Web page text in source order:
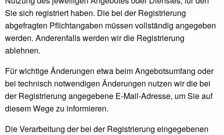
Sie sich registriert haben. Die bei der Registrierung
abgefragten Pflichtangaben müssen vollständig angegeben
werden. Anderenfalls werden wir die Registrierung
ablehnen.
Für wichtige Änderungen etwa beim Angebotsumfang oder
bei technisch notwendigen Änderungen nutzen wir die bei
der Registrierung angegebene E-Mail-Adresse, um Sie auf
diesem Wege zu informieren.
Die Verarbeitung der bei der Registrierung eingegebenen